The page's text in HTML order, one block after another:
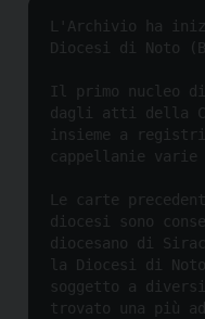
L'Archivio ha
Diocesi di Noto
Il primo nucleo
dagli atti della
insieme a
cappellanie varie
Le carte
diocesi sono
diocesano di
la Diocesi di
soggetto a
trovato una più